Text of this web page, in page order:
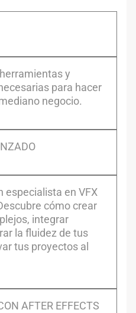
y
para hacer
negocio.
especialista en VFX
cómo crear
integrar
la fluidez de tus
tus proyectos al
AFTER EFFECTS